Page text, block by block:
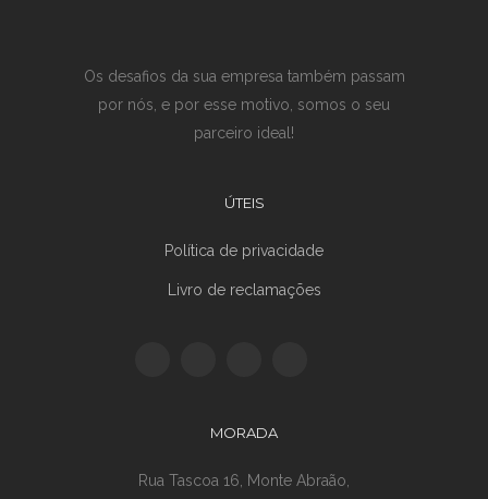
Os desafios da sua empresa também passam
por nós, e por esse motivo, somos o seu
parceiro ideal!
ÚTEIS
Política de privacidade
Livro de reclamações
MORADA
Rua Tascoa 16, Monte Abraão,